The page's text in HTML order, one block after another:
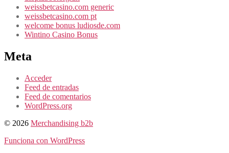
weissbetcasino.com generic
weissbetcasino.com pt
welcome bonus ludiosde.com
Wintino Casino Bonus
Meta
Acceder
Feed de entradas
Feed de comentarios
WordPress.org
© 2026 Merchandising b2b
Funciona con WordPress